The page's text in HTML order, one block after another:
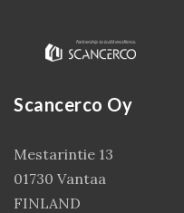
Scancerco Oy
Mestarintie 13
01730 Vantaa
FINLAND